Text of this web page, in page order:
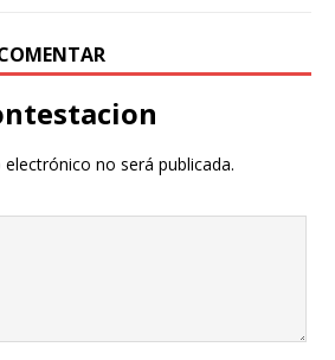
no será publicada.